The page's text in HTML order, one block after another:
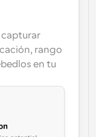
algo
capturar
rango
en tu